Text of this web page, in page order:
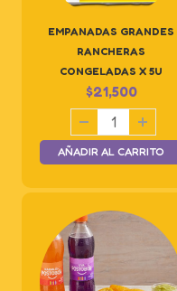
EMPANADAS GRANDES
RANCHERAS
CONGELADAS X 5U
$21,500
AÑADIR AL CARRITO